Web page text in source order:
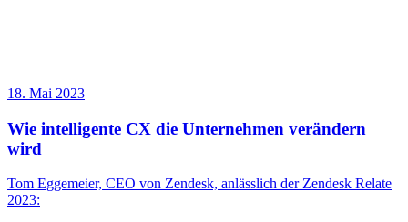
18. Mai 2023
Wie intelligente CX die Unternehmen verändern
wird
Tom Eggemeier, CEO von Zendesk, anlässlich der Zendesk Relate
2023: